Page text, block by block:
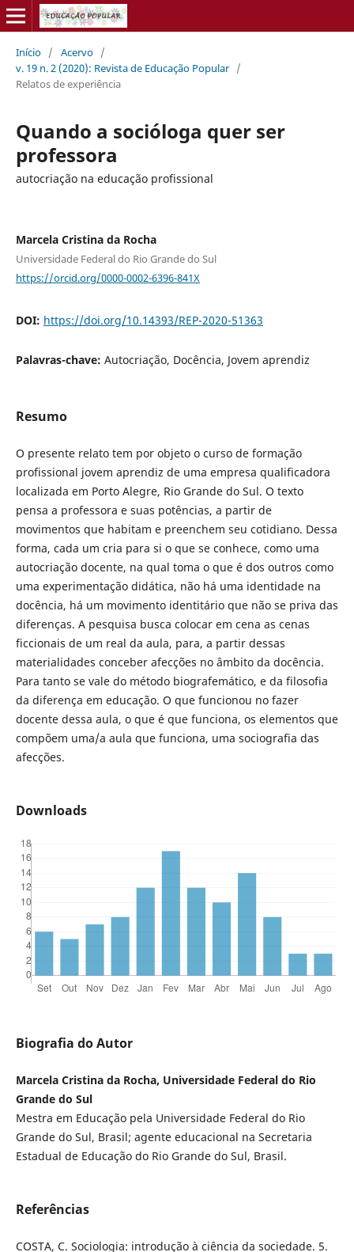
Início / Acervo /
v. 19 n. 2 (2020): Revista de Educação Popular /
Relatos de experiência
Quando a socióloga quer ser
professora
autocriação na educação profissional
Marcela Cristina da Rocha
Universidade Federal do Rio Grande do Sul
https://orcid.org/0000-0002-6396-841X
DOI: https://doi.org/10.14393/REP-2020-51363
Palavras-chave: Autocriação, Docência, Jovem aprendiz
Resumo
O presente relato tem por objeto o curso de formação
profissional jovem aprendiz de uma empresa qualificadora
localizada em Porto Alegre, Rio Grande do Sul. O texto
pensa a professora e suas potências, a partir de
movimentos que habitam e preenchem seu cotidiano. Dessa
forma, cada um cria para si o que se conhece, como uma
autocriação docente, na qual toma o que é dos outros como
uma experimentação didática, não há uma identidade na
docência, há um movimento identitário que não se priva das
diferenças. A pesquisa busca colocar em cena as cenas
ficcionais de um real da aula, para, a partir dessas
materialidades conceber afecções no âmbito da docência.
Para tanto se vale do método biografemático, e da filosofia
da diferença em educação. O que funcionou no fazer
docente dessa aula, o que é que funciona, os elementos que
compõem uma/a aula que funciona, uma sociografia das
afecções.
Downloads
Biografia do Autor
Marcela Cristina da Rocha, Universidade Federal do Rio
Grande do Sul
Mestra em Educação pela Universidade Federal do Rio
Grande do Sul, Brasil; agente educacional na Secretaria
Estadual de Educação do Rio Grande do Sul, Brasil.
Referências
COSTA, C. Sociologia: introdução à ciência da sociedade. 5.